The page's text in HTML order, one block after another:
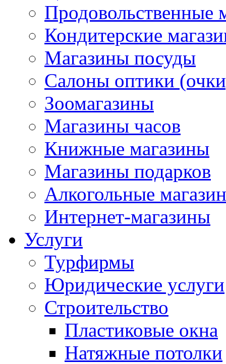
Продовольственные
Кондитерские
Магазины посуды
Салоны оптики
Зоомагазины
Магазины часов
Книжные магазины
Магазины подарков
Алкогольные
Интернет-магазины
Услуги
Турфирмы
Юридические услуги
Строительство
Пластиковые окна
Натяжные потолки